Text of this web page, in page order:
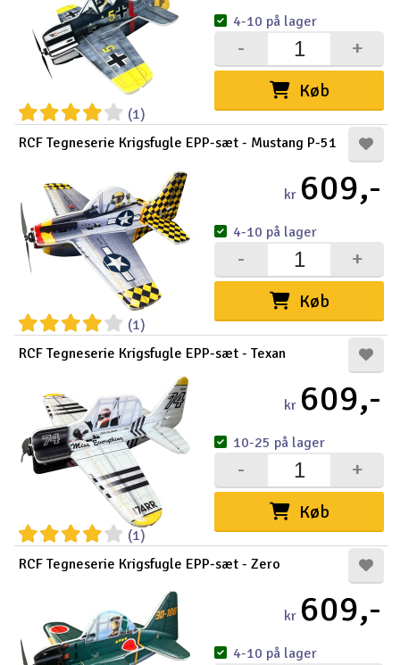
(1)
Køb
+
-
4-10 på lager
RCF Tegneserie Krigsfugle EPP-sæt - Mustang P-51
(1)
kr 609,-
Køb
+
-
4-10 på lager
RCF Tegneserie Krigsfugle EPP-sæt - Texan
(1)
kr 609,-
Køb
+
-
10-25 på lager
RCF Tegneserie Krigsfugle EPP-sæt - Zero
kr 609,-
4-10 på lager